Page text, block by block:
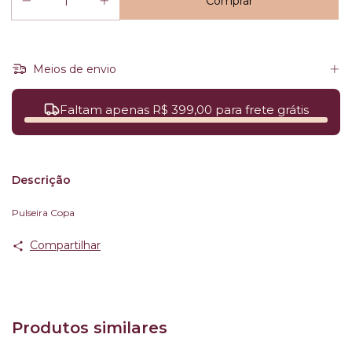
Meios de envio
Faltam apenas R$ 399,00 para frete grátis
Descrição
Pulseira Copa
Compartilhar
Produtos similares